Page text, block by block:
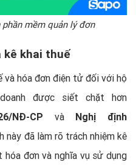
mềm quản lý đơn
kê khai thuế
và hóa đơn điện tử đối với hộ
được siết chặt hơn
NĐ-CP và Nghị định
này đã làm rõ trách nhiệm kê
đơn và nghĩa vụ sử dụng